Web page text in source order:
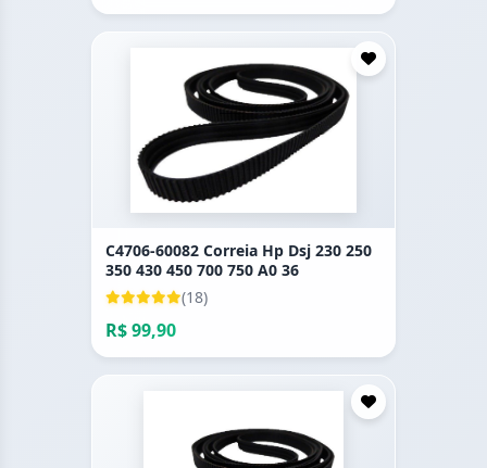
C4706-60082 Correia Hp Dsj 230 250
350 430 450 700 750 A0 36
(18)
R$ 99,90